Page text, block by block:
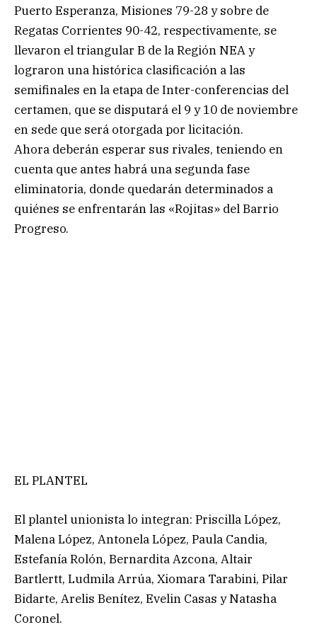
Puerto Esperanza, Misiones 79-28 y sobre de
Regatas Corrientes 90-42, respectivamente, se
llevaron el triangular B de la Región NEA y
lograron una histórica clasificación a las
semifinales en la etapa de Inter-conferencias del
certamen, que se disputará el 9 y 10 de noviembre
en sede que será otorgada por licitación.
Ahora deberán esperar sus rivales, teniendo en
cuenta que antes habrá una segunda fase
eliminatoria, donde quedarán determinados a
quiénes se enfrentarán las «Rojitas» del Barrio
Progreso.
EL PLANTEL
El plantel unionista lo integran: Priscilla López,
Malena López, Antonela López, Paula Candia,
Estefanía Rolón, Bernardita Azcona, Altair
Bartlertt, Ludmila Arrúa, Xiomara Tarabini, Pilar
Bidarte, Arelis Benítez, Evelin Casas y Natasha
Coronel.